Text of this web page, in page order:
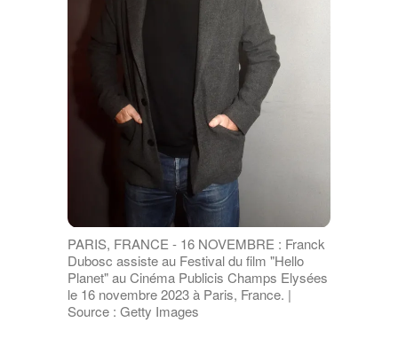
PARIS, FRANCE - 16 NOVEMBRE : Franck
Dubosc assiste au Festival du film "Hello
Planet" au Cinéma Publicis Champs Elysées
le 16 novembre 2023 à Paris, France. |
Source : Getty Images